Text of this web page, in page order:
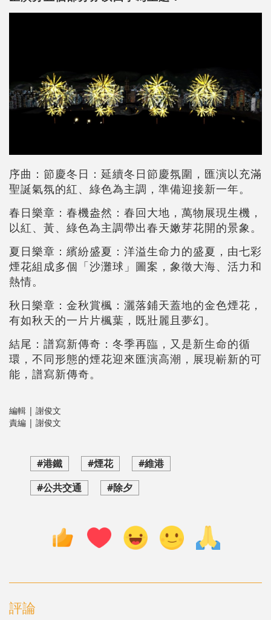
序曲：節慶冬日：延續冬日節慶氛圍，匯演以充滿
聖誕氣氛的紅、綠色為主調，準備迎接新一年。
春日樂章：春機盎然：春回大地，萬物展現生機，
以紅、黃、綠色為主調帶出春天嫩芽花開的景象。
夏日樂章：繽紛盛夏：洋溢生命力的盛夏，由七彩
煙花組成多個「沙灘球」圖案，象徵大海、活力和
熱情。
秋日樂章：金秋賞楓：灑落鋪天蓋地的金色煙花，
有如秋天的一片片楓葉，既壯麗且夢幻。
結尾：譜寫新傳奇：冬季再臨，又是新生命的循
環，不同形態的煙花迎來匯演高潮，展現嶄新的可
能，譜寫新傳奇。
編輯 | 謝俊文
責編 | 謝俊文
#港鐵 #煙花
#維港
#公共交通
#除夕
評論